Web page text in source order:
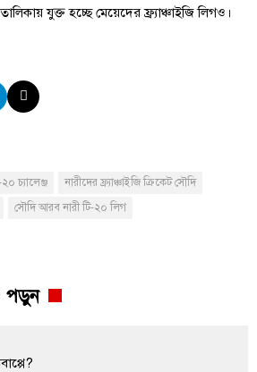
যুক্ত হচ্ছে মেয়েদের ফ্র্যাঞ্চাইজি লিগও।
চ্যালেঞ্জ
নারীদের ফ্র্যাঞ্চাইজি ক্রিকেট সৌদি
সৌদি আরব নারী টি-২০ লিগ
পড়ুন